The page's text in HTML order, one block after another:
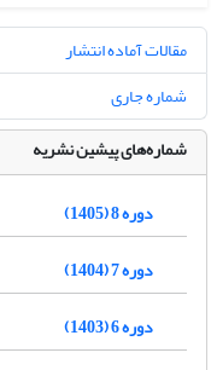
مقالات آماده انتشار
شماره جاری
شماره‌های پیشین نشریه
دوره 8 (1405)
دوره 7 (1404)
دوره 6 (1403)